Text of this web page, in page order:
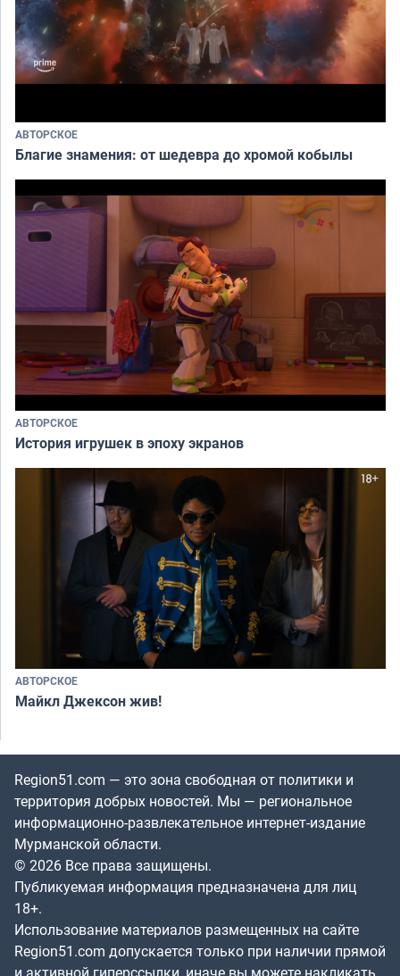
АВТОРСКОЕ
Благие знамения: от шедевра до хромой кобылы
АВТОРСКОЕ
История игрушек в эпоху экранов
АВТОРСКОЕ
Майкл Джексон жив!
Region51.com — это зона свободная от политики и
территория добрых новостей. Мы — региональное
информационно-развлекательное интернет-издание
Мурманской области.
© 2026 Все права защищены.
Публикуемая информация предназначена для лиц
18+.
Использование материалов размещенных на сайте
Region51.com допускается только при наличии прямой